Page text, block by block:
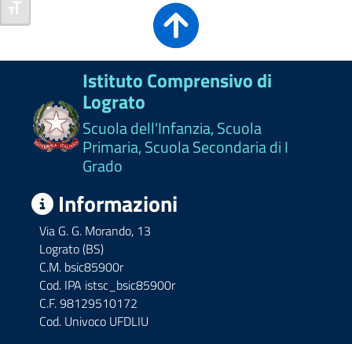
Attiva/disattiva dimensione testo
Istituto Comprensivo di
Lograto
Scuola dell'Infanzia, Scuola
Primaria, Scuola Secondaria di I
Grado
Informazioni
Via G. G. Morando, 13
Lograto (BS)
C.M. bsic85900r
Cod. IPA istsc_bsic85900r
C.F. 98129510172
Cod. Univoco UFDLIU